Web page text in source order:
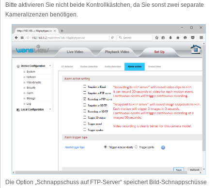
Bitte aktivieren Sie nicht beide Kontrollkästchen, da Sie sonst zwei separate
Kameralizenzen benötigen.
Die Option „Schnappschuss auf FTP-Server“ speichert Bild-Schnappschüsse